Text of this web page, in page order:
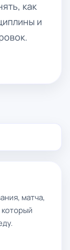
как
и
матча,
который